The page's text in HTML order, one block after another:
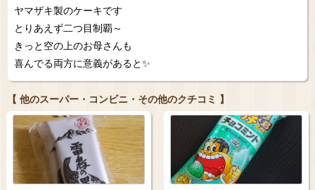
ヤマザキ製のケーキです
とりあえず二つ目制覇～
きっと空の上のお母さんも
喜んでる両方に意義があると✨
【 他のスーパー・コンビニ・その他のクチコミ 】